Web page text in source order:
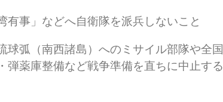
有事」などへ自衛隊を派兵しないこと
球弧（南西諸島）へのミサイル部隊や全国
弾薬庫整備など戦争準備を直ちに中止する